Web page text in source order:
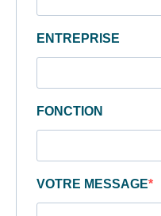
ENTREPRISE
FONCTION
VOTRE MESSAGE